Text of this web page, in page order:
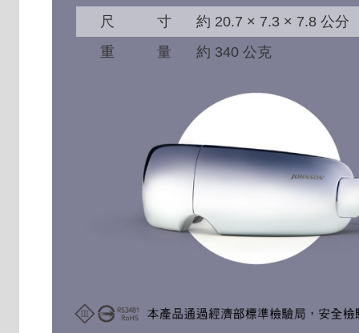
尺寸
約 20.7 × 7.3 × 7.8 公分
重量
約 340 公克